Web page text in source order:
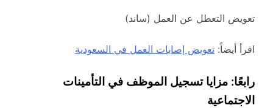
تعويض التعطل عن العمل (ساند)
اقرأ أيضاً: تعويض إصابات العمل في السعودية
رابعًا: مزايا تسجيل الموظف في التأمينات
الاجتماعية